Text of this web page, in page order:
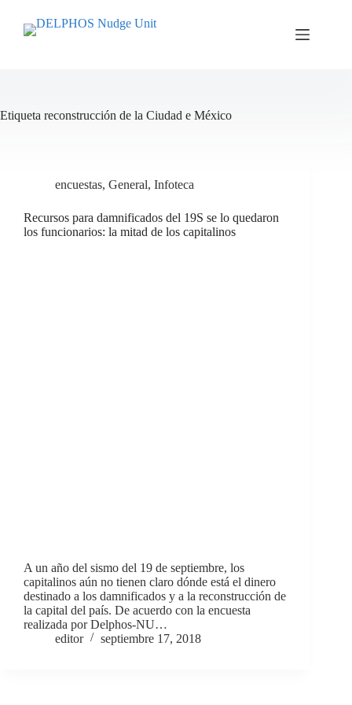
contenido
Etiqueta reconstrucción de la Ciudad e México
encuestas, General, Infoteca
Recursos para damnificados del 19S se lo quedaron
los funcionarios: la mitad de los capitalinos
A un año del sismo del 19 de septiembre, los
capitalinos aún no tienen claro dónde está el dinero
destinado a los damnificados y a la reconstrucción de
la capital del país. De acuerdo con la encuesta
realizada por Delphos-NU…
editor
septiembre 17, 2018